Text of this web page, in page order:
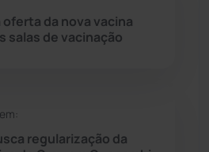
da nova vacina
salas de vacinação
regularização da